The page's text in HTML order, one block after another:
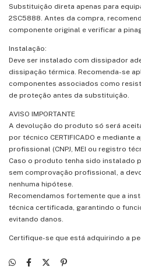
Substituição direta apenas para
2SC5888. Antes da compra,
componente original e verificar a
Instalação:
Deve ser instalado com dissipador
dissipação térmica. Recomenda-se
componentes associados como
de proteção antes da substituição.
AVISO IMPORTANTE
A devolução do produto só será
por técnico CERTIFICADO e
profissional (CNPJ, MEI ou registro
Caso o produto tenha sido instalado
sem comprovação profissional, a
nenhuma hipótese.
Recomendamos fortemente que a
técnica certificada, garantindo o
evitando danos.
Certifique-se que está adquirindo a